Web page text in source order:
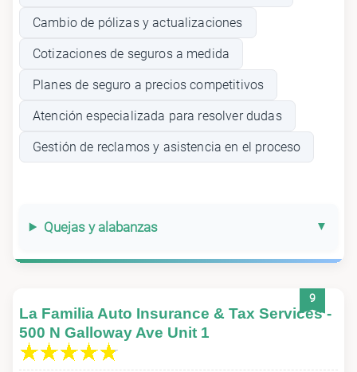
Cambio de pólizas y actualizaciones
Cotizaciones de seguros a medida
Planes de seguro a precios competitivos
Atención especializada para resolver dudas
Gestión de reclamos y asistencia en el proceso
Quejas y alabanzas
9
La Familia Auto Insurance & Tax Services -
500 N Galloway Ave Unit 1